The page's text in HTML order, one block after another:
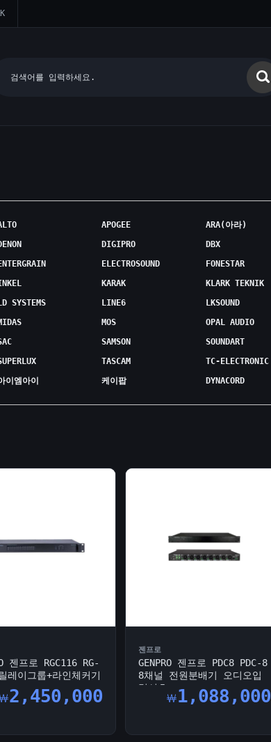
APOGEE ARA(아라)
DIGIPRO DBX
ELECTROSOUND FONESTAR
KARAK KLARK TEKNIK
LD SYSTEMS LINE6 LKSOUND
MOS OPAL AUDIO
SAMSON SOUNDART
TASCAM TC-ELECTRONIC
이엠아이 케이팝 DYNACORD
젠프로 RGC116 RG-
레이그룹+라인체커기
2,450,000
젠프로
GENPRO 젠프로 PDC8 PDC-8
8채널 전원분배기 오디오입
력신호...
￦1,088,000